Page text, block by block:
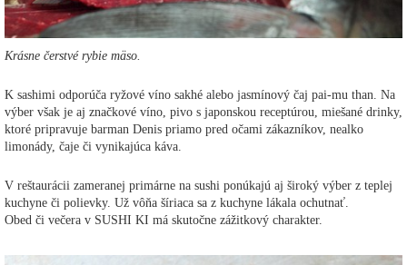
Krásne čerstvé rybie mäso.
K sashimi odporúča ryžové víno sakhé alebo jasmínový čaj pai-mu than. Na
výber však je aj značkové víno, pivo s japonskou receptúrou, miešané drinky,
ktoré pripravuje barman Denis priamo pred očami zákazníkov, nealko
limonády, čaje či vynikajúca káva.
V reštaurácii zameranej primárne na sushi ponúkajú aj široký výber z teplej
kuchyne či polievky. Už vôňa šíriaca sa z kuchyne lákala ochutnať.
Obed či večera v SUSHI KI má skutočne zážitkový charakter.